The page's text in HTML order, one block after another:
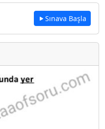
Sınava Başla